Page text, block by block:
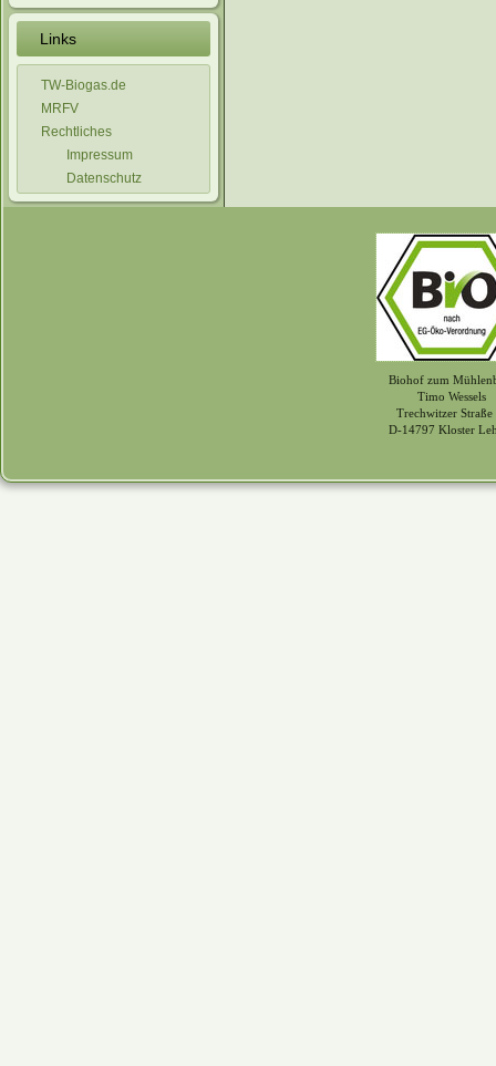
Links
TW-Biogas.de
MRFV
Rechtliches
Impressum
Datenschutz
Biohof zum
Timo Wessels
Trechwitzer Straße
D-14797 Kloster